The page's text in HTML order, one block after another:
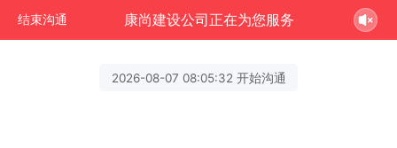
结束沟通 康尚建设公司正在为您服务
2026-08-07 08:05:32 开始沟通